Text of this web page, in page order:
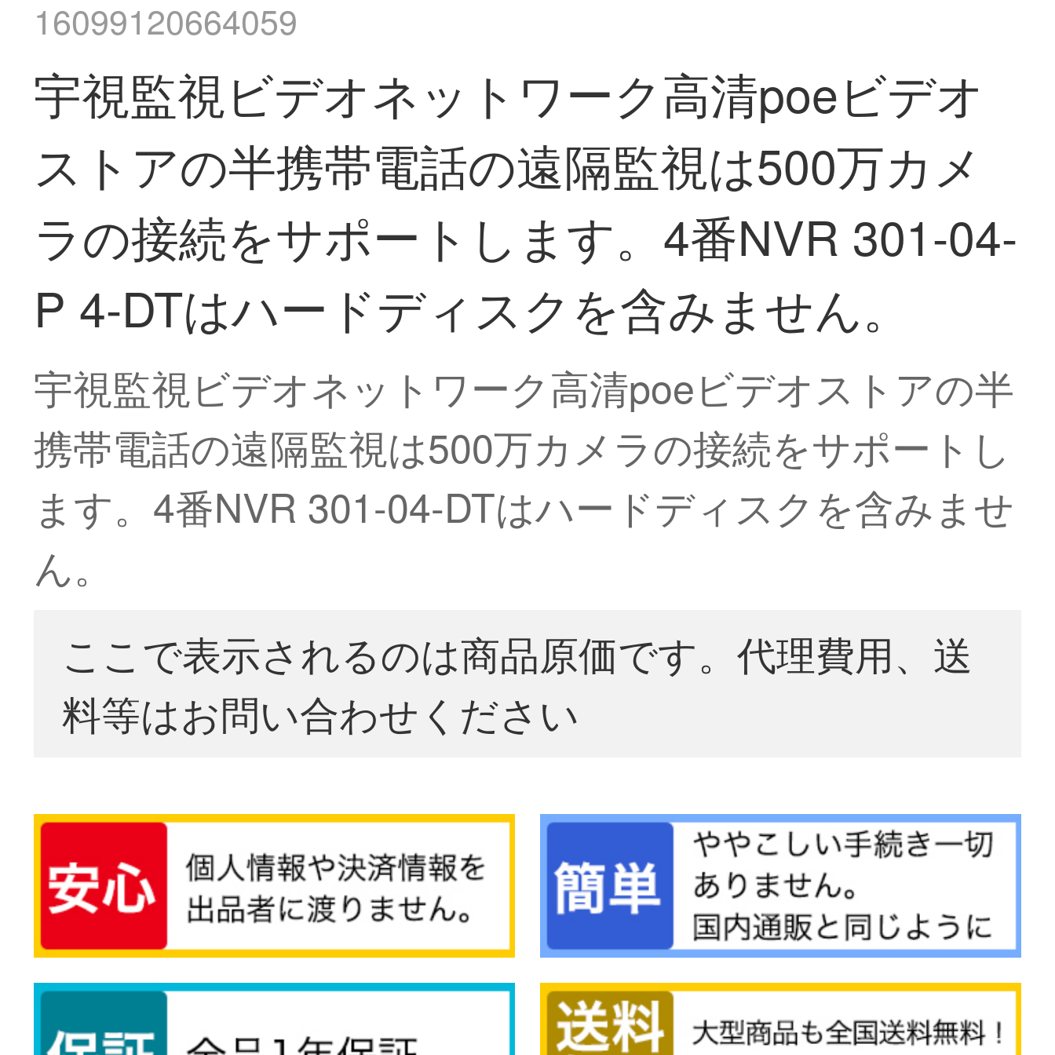
16099120664059
宇視監視ビデオネットワーク高清poeビデオ
ストアの半携帯電話の遠隔監視は500万カメ
ラの接続をサポートします。4番NVR 301-04-
P 4-DTはハードディスクを含みません。
宇視監視ビデオネットワーク高清poeビデオストアの半
携帯電話の遠隔監視は500万カメラの接続をサポートし
ます。4番NVR 301-04-DTはハードディスクを含みませ
ん。
ここで表示されるのは商品原価です。代理費用、送
料等はお問い合わせください